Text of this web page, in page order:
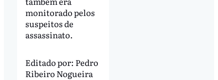
monitorado pelos
suspeitos de
assassinato.
Editado por: Pedro
Ribeiro Nogueira